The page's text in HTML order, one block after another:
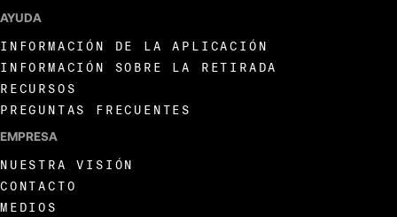
AYUDA
INFORMACIÓN DE LA APLICACIÓN
INFORMACIÓN SOBRE LA RETIRADA
RECURSOS
PREGUNTAS FRECUENTES
EMPRESA
NUESTRA VISIÓN
CONTACTO
MEDIOS